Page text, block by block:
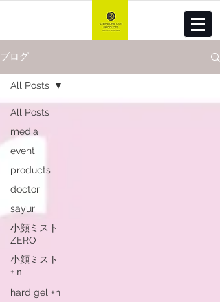
ブログ
All Posts
media
event
products
doctor
sayuri
小顔ミスト
ZERO
小顔ミスト
+ｎ
hard gel +n
All Posts